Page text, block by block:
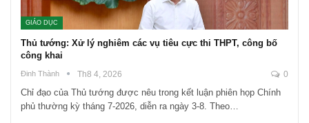
GIÁO DỤC
Thủ tướng: Xử lý nghiêm các vụ tiêu cực thi THPT, công bố
công khai
Đinh Thành Th8 4, 2026 0
Chỉ đạo của Thủ tướng được nêu trong kết luận phiên họp Chính
phủ thường kỳ tháng 7-2026, diễn ra ngày 3-8. Theo…